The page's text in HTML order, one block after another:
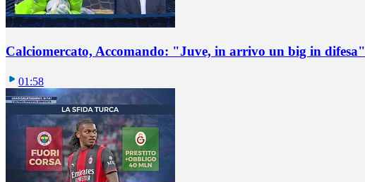
Calciomercato, Accomando: "Juve, in arrivo un big in difesa"
01:58